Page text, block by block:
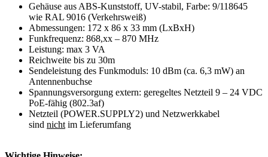
Gehäuse aus ABS-Kunststoff, UV-stabil, Farbe: 9/118645
wie RAL 9016 (Verkehrsweiß)
Abmessungen: 172 x 86 x 33 mm (LxBxH)
Funkfrequenz: 868,xx – 870 MHz
Leistung: max 3 VA
Reichweite bis zu 30m
Sendeleistung des Funkmoduls: 10 dBm (ca. 6,3 mW) an
Antennenbuchse
Spannungsversorgung extern: geregeltes Netzteil 9 – 24 VDC
PoE-fähig (802.3af)
Netzteil (POWER.SUPPLY2) und Netzwerkkabel
sind nicht im Lieferumfang